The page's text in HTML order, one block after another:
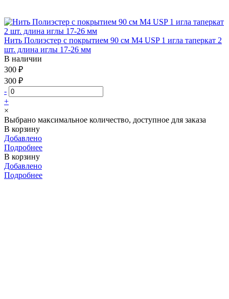
Нить Полиэстер с покрытием 90 см М4 USP 1 игла таперкат 2
шт. длина иглы 17-26 мм
В наличии
300 ₽
300 ₽
-
+
×
Выбрано максимальное количество, доступное для заказа
В корзину
Добавлено
Подробнее
В корзину
Добавлено
Подробнее